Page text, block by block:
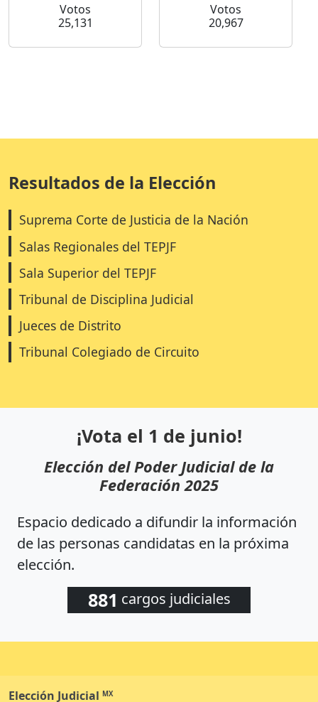
Votos
25,131
Votos
20,967
Resultados de la Elección
Suprema Corte de Justicia de la Nación
Salas Regionales del TEPJF
Sala Superior del TEPJF
Tribunal de Disciplina Judicial
Jueces de Distrito
Tribunal Colegiado de Circuito
¡Vota el 1 de junio!
Elección del Poder Judicial de la
Federación 2025
Espacio dedicado a difundir la información
de las personas candidatas en la próxima
elección.
881 cargos judiciales
Elección Judicial MX